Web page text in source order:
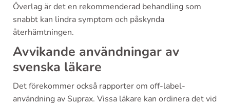
Överlag är det en rekommenderad behandling som
snabbt kan lindra symptom och påskynda
återhämtningen.
Avvikande användningar av
svenska läkare
Det förekommer också rapporter om off-label-
användning av Suprax. Vissa läkare kan ordinera det vid